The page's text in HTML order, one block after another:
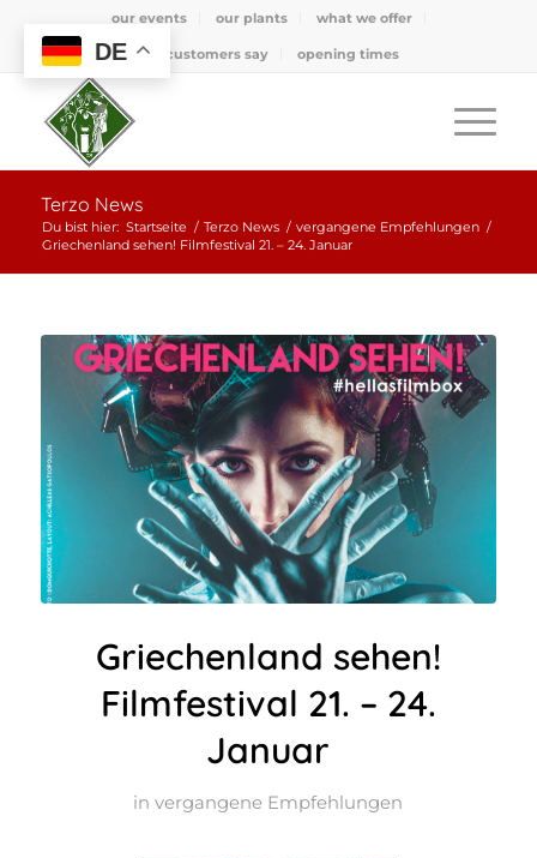
our events our plants what we offer
what customers say opening times
Terzo News
Du bist hier: Startseite / Terzo News / vergangene Empfehlungen /
Griechenland sehen! Filmfestival 21. – 24. Januar
Griechenland sehen!
Filmfestival 21. – 24.
Januar
invergangene Empfehlungen
DE